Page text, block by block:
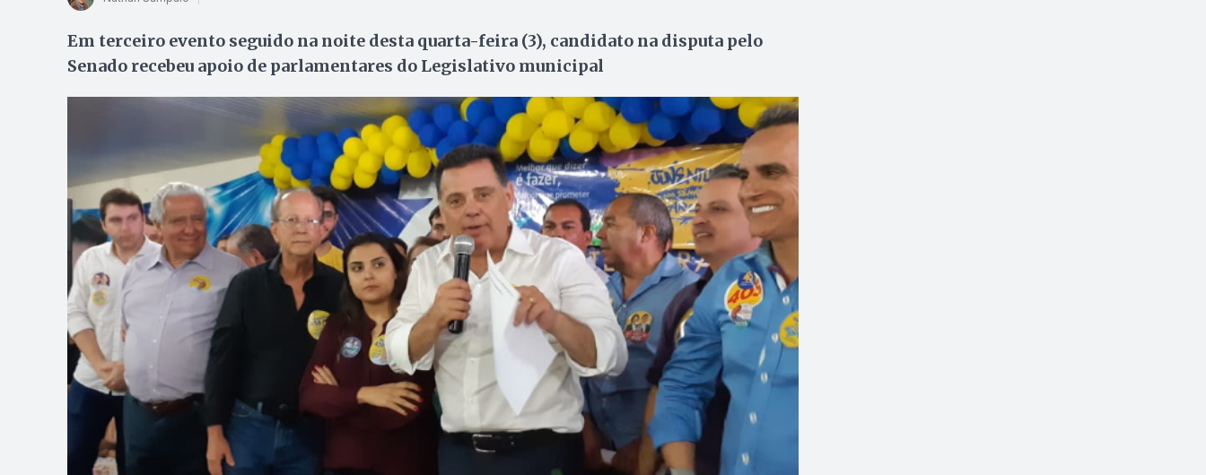
Em terceiro evento seguido na noite desta quarta-feira (3), candidato na disputa pelo
Senado recebeu apoio de parlamentares do Legislativo municipal